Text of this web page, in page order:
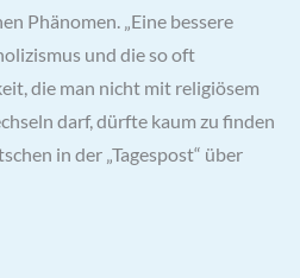
Phänomen. „Eine bessere
und die so oft
die man nicht mit religiösem
darf, dürfte kaum zu finden
in der „Tagespost“ über